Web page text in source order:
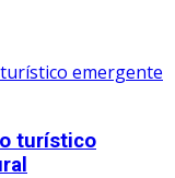
turístico